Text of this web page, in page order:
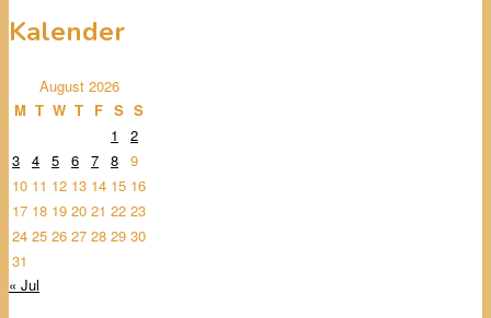
Kalender
August 2026
M T W T F S S
1
2
3 4 5 6 7 8 9
10 11 12 13 14 15 16
17 18 19 20 21 22 23
24 25 26 27 28 29 30
31
« Jul